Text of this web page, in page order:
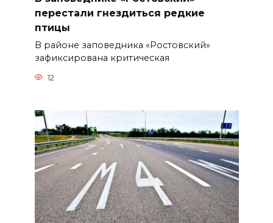
перестали гнездиться редкие
птицы
В районе заповедника «Ростовский»
зафиксирована критическая
12